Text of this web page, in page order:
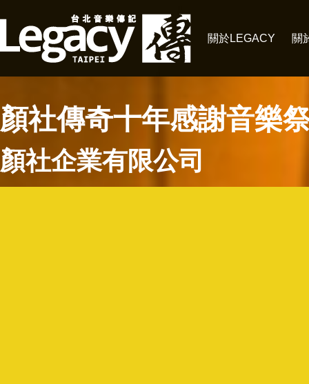
關於LEGACY 關
顏社傳奇十年感謝音樂
顏社企業有限公司